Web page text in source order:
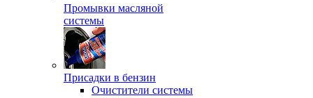
Промывки масляной
системы
Присадки в бензин
Очистители системы